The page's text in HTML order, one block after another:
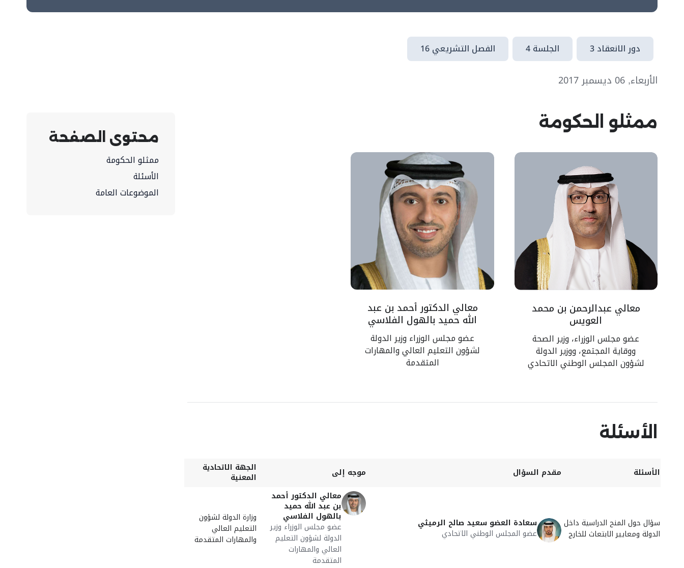
دور الانعقاد 3 الجلسة 4 الفصل التشريعي 16
الأربعاء, 06 ديسمبر 2017
ممثلو الحكومة
معالي عبدالرحمن بن محمد
العويس
عضو مجلس الوزراء، وزير الصحة
ووقاية المجتمع، ووزير الدولة
لشؤون المجلس الوطني الاتحادي
معالي الدكتور أحمد بن عبد
الله حميد بالهول الفلاسي
عضو مجلس الوزراء وزير الدولة
لشؤون التعليم العالي والمهارات
المتقدمة
الأسئلة
الأسئلة مقدم السؤال موجه إلى الجهة الاتحادية
المعنية
سؤال حول المنح الدراسية داخل
الدولة ومعايير الابتعاث للخارج
سعادة العضو سعيد صالح الرميثي
عضو المجلس الوطني الاتحادي
معالي الدكتور أحمد
بن عبد الله حميد
بالهول الفلاسي
عضو مجلس الوزراء وزير
الدولة لشؤون التعليم
العالي والمهارات
المتقدمة
وزارة الدولة لشؤون
التعليم العالي
والمهارات المتقدمة
محتوى الصفحة
ممثلو الحكومة
الأسئلة
الموضوعات العامة